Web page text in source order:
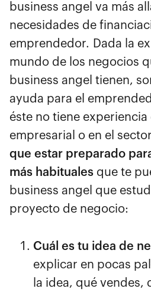
business angel va más
necesidades de
emprendedor. Dada la
mundo de los negocios
business angel tienen,
ayuda para el
éste no tiene experiencia
empresarial o en el
que estar preparado
más habituales que te
business angel que
proyecto de negocio:
Cuál es tu idea de
explicar en pocas
la idea, qué vendes,